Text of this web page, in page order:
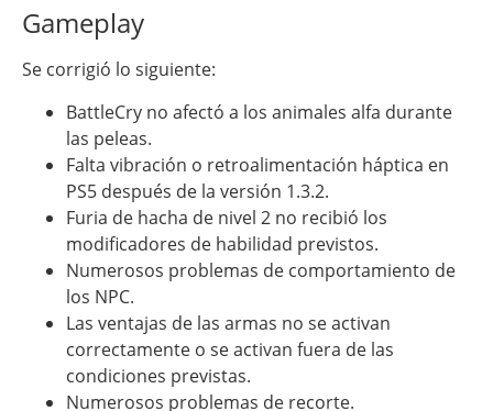
Gameplay
Se corrigió lo siguiente:
BattleCry no afectó a los animales alfa durante
las peleas.
Falta vibración o retroalimentación háptica en
PS5 después de la versión 1.3.2.
Furia de hacha de nivel 2 no recibió los
modificadores de habilidad previstos.
Numerosos problemas de comportamiento de
los NPC.
Las ventajas de las armas no se activan
correctamente o se activan fuera de las
condiciones previstas.
Numerosos problemas de recorte.